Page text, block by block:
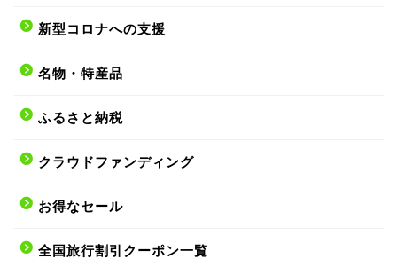
新型コロナへの支援
名物・特産品
ふるさと納税
クラウドファンディング
お得なセール
全国旅行割引クーポン一覧